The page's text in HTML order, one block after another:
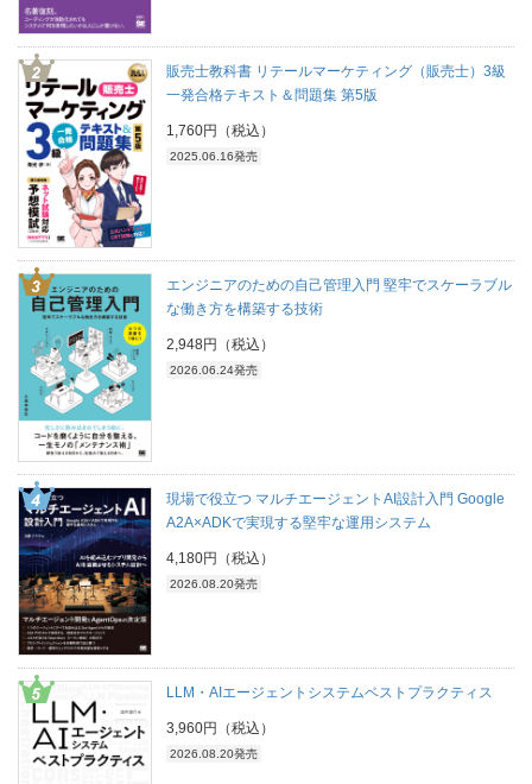
販売士教科書 リテールマーケティング（販売士）3級
一発合格テキスト＆問題集 第5版
1,760円（税込）
2025.06.16発売
エンジニアのための自己管理入門 堅牢でスケーラブル
な働き方を構築する技術
2,948円（税込）
2026.06.24発売
現場で役立つ マルチエージェントAI設計入門 Google
A2A×ADKで実現する堅牢な運用システム
4,180円（税込）
2026.08.20発売
LLM・AIエージェントシステムベストプラクティス
3,960円（税込）
2026.08.20発売